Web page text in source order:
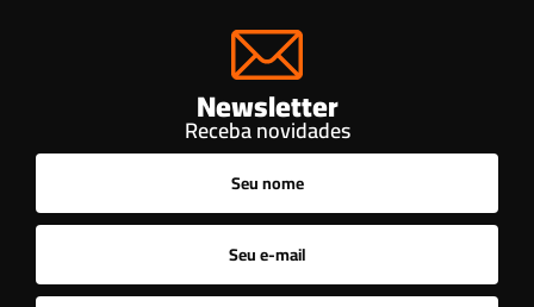
Newsletter
Receba novidades